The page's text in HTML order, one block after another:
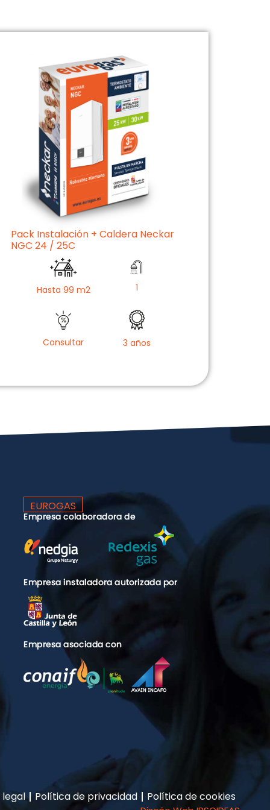
Pack Instalación + Caldera Neckar
NGC 24 / 25C
Hasta 99 m2 1
Consultar 3 años
EUROGAS
legal Política de privacidad Política de cookies